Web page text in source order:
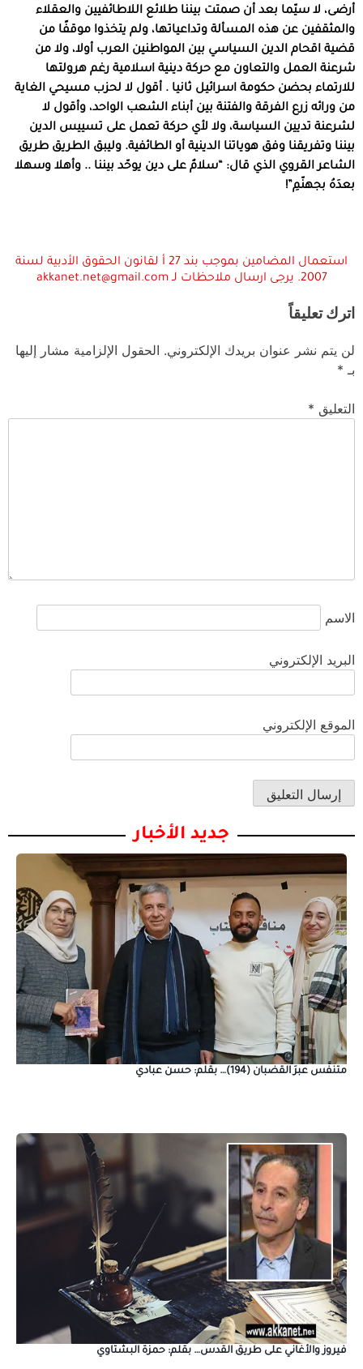
أرضى، لا سيّما بعد أن صمتت بيننا طلائع اللاطائفيين والعقلاء
والمثقفين عن هذه المسألة وتداعياتها، ولم يتخذوا موقفًا من
قضية اقحام الدين السياسي بين المواطنين العرب أولا، ولا من
شرعنة العمل والتعاون مع حركة دينية اسلامية رغم هرولتها
للارتماء بحضن حكومة اسرائيل ثانيا . أقول لا لحزب مسيحي الغاية
من ورائه زرع الفرقة والفتنة بين أبناء الشعب الواحد، وأقول لا
لشرعنة تديين السياسة، ولا لأي حركة تعمل على تسييس الدين
بيننا وتفريقنا وفق هوياتنا الدينية أو الطائفية. وليبق الطريق طريق
الشاعر القروي الذي قال: “سلامٌ على دين يوحّد بيننا .. وأهلا وسهلا
بعدَهُ بجهنّمِ”!
استعمال المضامين بموجب بند 27 أ لقانون الحقوق الأدبية لسنة
2007. يرجى ارسال ملاحظات لـ akkanet.net@gmail.com
اترك تعليقاً
لن يتم نشر عنوان بريدك الإلكتروني. الحقول الإلزامية مشار إليها
بـ *
التعليق *
الاسم
البريد الإلكتروني
الموقع الإلكتروني
جديد الأخبار
متنفَّس عبرَ القضبان (194)… بقلم: حسن عبادي
فيروز والأغاني على طريق القدس… بقلم: حمزة البشتاوي